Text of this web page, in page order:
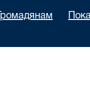
Громадянам